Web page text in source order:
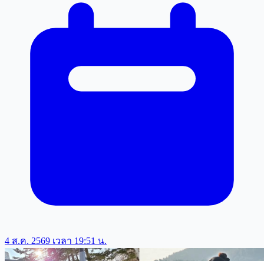
4 ส.ค. 2569 เวลา 19:51 น.